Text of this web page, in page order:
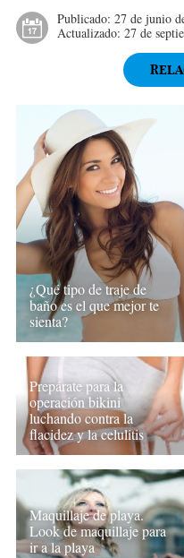
Publicado: 27 de junio
Actualizado: 27 de
¿Qué tipo de traje de
baño es el que mejor te
sienta?
Prepárate para la
operación bikini
luchando contra la
flacidez y la celulitis
Maquillaje de playa.
Look de maquillaje para
ir a la playa